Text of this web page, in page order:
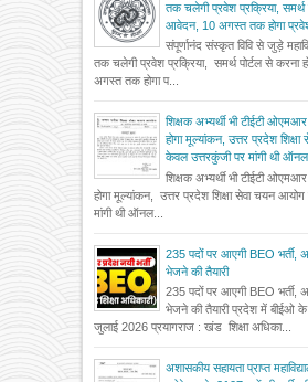
तक चलेगी प्रवेश प्रक्रिया, समर्थ
आवेदन, 10 अगस्त तक होगा
संपूर्णानंद संस्कृत विवि से जुड़े
तक चलेगी प्रवेश प्रक्रिया, समर्थ पोर्टल से करना
अगस्त तक होगा प...
शिक्षक अभ्यर्थी भी टीईटी
होगा मूल्यांकन, उत्तर प्रदेश
केवल उत्तरकुंजी पर मांगी थी
शिक्षक अभ्यर्थी भी टीईटी
होगा मूल्यांकन, उत्तर प्रदेश शिक्षा सेवा चयन
मांगी थी ऑनल...
235 पदों पर आएगी BEO भर्ती,
भेजने की तैयारी
235 पदों पर आएगी BEO भर्ती,
भेजने की तैयारी प्रदेश में बीईओ
जुलाई 2026 प्रयागराज : खंड शिक्षा अधिका...
अशासकीय सहायता प्राप्त